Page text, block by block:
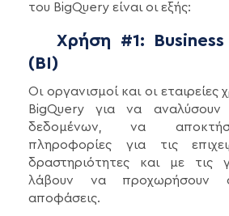
του BigQuery είναι οι εξής:
Χρήση #1: Business
(BI)
Οι οργανισμοί και οι εταιρείες
BigQuery για να
δεδομένων, να
πληροφορίες για τις
δραστηριότητες και με τις
λάβουν να προχωρήσουν
αποφάσεις.